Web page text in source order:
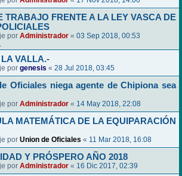
TRABAJO FRENTE A LA LEY VASCA DE
por Administrador « 03 Sep 2018, 00:53
VALLA.-
por genesis « 28 Jul 2018, 03:45
Oficiales niega agente de Chipiona sea
por Administrador « 14 May 2018, 22:08
MATEMÁTICA DE LA EQUIPARACIÓN
por Union de Oficiales « 11 Mar 2018, 16:08
Y PRÓSPERO AÑO 2018
por Administrador « 16 Dic 2017, 02:39